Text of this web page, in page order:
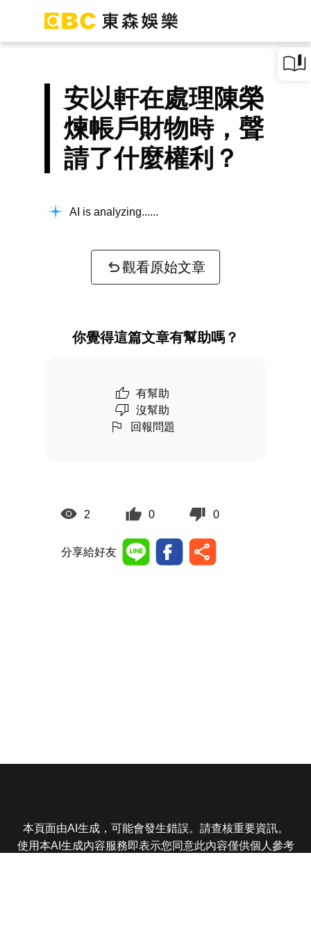
安以軒在處理陳榮
煉帳戶財物時，聲
請了什麼權利？
AI is analyzing...
觀看原始文章
你覺得這篇文章有幫助嗎？
有幫助
沒幫助
回報問題
2 0 0
分享給好友
本頁面由AI生成，可能會發生錯誤。請查核重要資訊。
使用本AI生成內容服務即表示您同意此內容僅供個人參考